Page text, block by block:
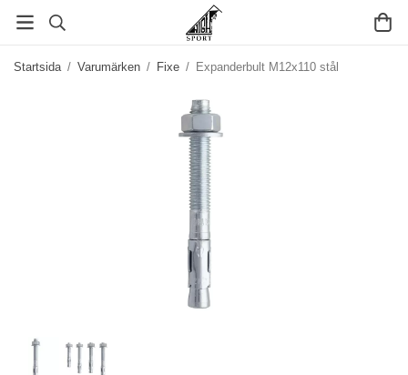
Startsida / Varumärken / Fixe / Expanderbult M12x110 stål